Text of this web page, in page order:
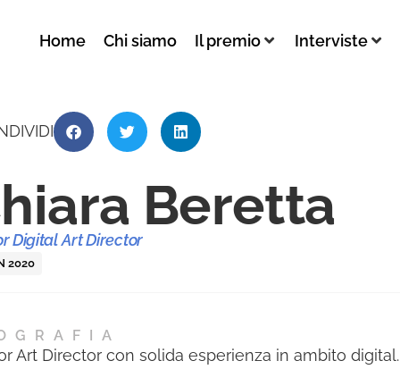
Home Chi siamo Il premio Interviste
Beretta
Digital Art Director
2020
Art Director con solida esperienza in ambito digital.